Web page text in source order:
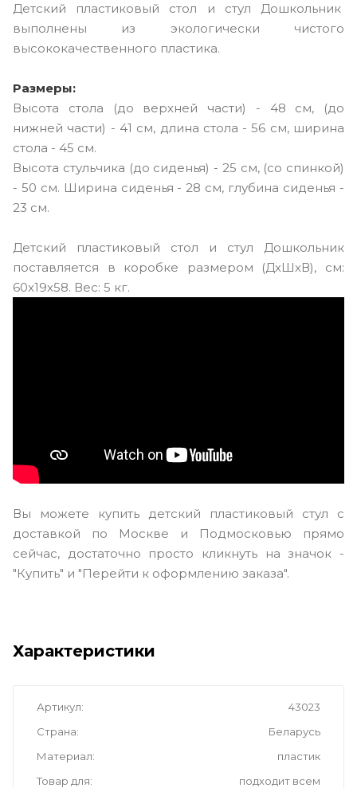
Детский пластиковый стол и стул Дошкольник
выполнены из экологически чистого
высококачественного пластика.
Размеры:
Высота стола (до верхней части) - 48 см, (до
нижней части) - 41 см, длина стола - 56 см, ширина
стола - 45 см.
Высота стульчика (до сиденья) - 25 см, (со спинкой)
- 50 см. Ширина сиденья - 28 см, глубина сиденья -
23 см.
Детский пластиковый стол и стул Дошкольник
поставляется в коробке размером (ДхШхВ), см:
60x19x58. Вес: 5 кг.
Вы можете купить детский пластиковый стул с
доставкой по Москве и Подмосковью прямо
сейчас, достаточно просто кликнуть на значок -
"Купить" и "Перейти к оформлению заказа".
Характеристики
Артикул
43023
Страна
Беларусь
Материал
пластик
Товар для
подходит всем